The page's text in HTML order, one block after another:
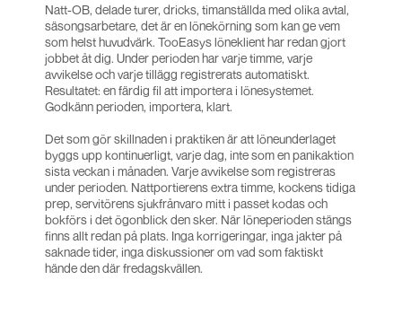
Natt-OB, delade turer, dricks, timanställda med olika avtal,
säsongsarbetare, det är en lönekörning som kan ge vem
som helst huvudvärk. TooEasys löneklient har redan gjort
jobbet åt dig. Under perioden har varje timme, varje
avvikelse och varje tillägg registrerats automatiskt.
Resultatet: en färdig fil att importera i lönesystemet.
Godkänn perioden, importera, klart.
Det som gör skillnaden i praktiken är att löneunderlaget
byggs upp kontinuerligt, varje dag, inte som en panikaktion
sista veckan i månaden. Varje avvikelse som registreras
under perioden. Nattportierens extra timme, kockens tidiga
prep, servitörens sjukfrånvaro mitt i passet kodas och
bokförs i det ögonblick den sker. När löneperioden stängs
finns allt redan på plats. Inga korrigeringar, inga jakter på
saknade tider, inga diskussioner om vad som faktiskt
hände den där fredagskvällen.